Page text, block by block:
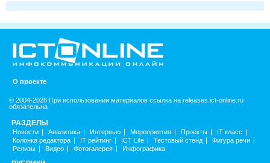
О проекте
© 2004-2026 При использовании материалов ссылка на releases.ict-online.ru
обязательна
РАЗДЕЛЫ
Новости Аналитика Интервью Мероприятия Проекты
IT класс
Колонка редактора
IT рейтинг ICT Life Тестовый стенд
Фигура речи
Релизы
Видео Фотогалерея Инфографика